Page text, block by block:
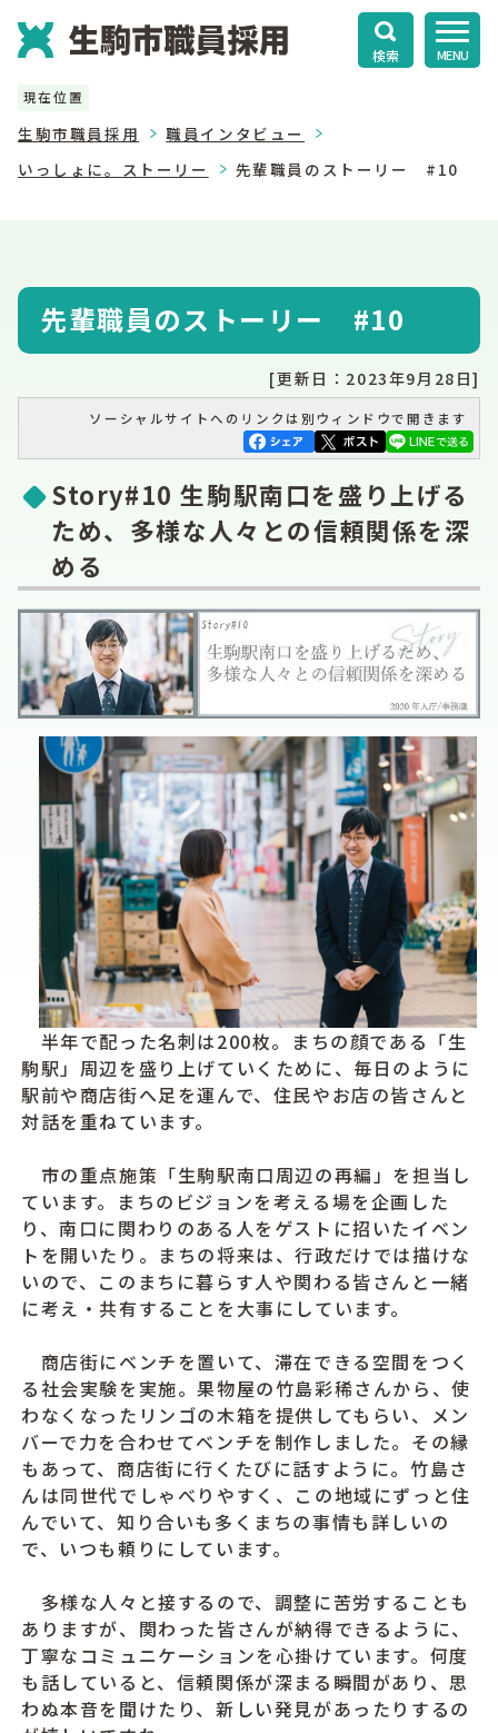
検索 MENU
現在位置
生駒市職員採用
職員インタビュー
いっしょに。ストーリー
先輩職員のストーリー #10
先輩職員のストーリー #10
[更新日：2023年9月28日]
ソーシャルサイトへのリンクは別ウィンドウで開きます
Story#10 生駒駅南口を盛り上げる
ため、多様な人々との信頼関係を深
める
半年で配った名刺は200枚。まちの顔である「生
駒駅」周辺を盛り上げていくために、毎日のように
駅前や商店街へ足を運んで、住民やお店の皆さんと
対話を重ねています。
市の重点施策「生駒駅南口周辺の再編」を担当し
ています。まちのビジョンを考える場を企画した
り、南口に関わりのある人をゲストに招いたイベン
トを開いたり。まちの将来は、行政だけでは描けな
いので、このまちに暮らす人や関わる皆さんと一緒
に考え・共有することを大事にしています。
商店街にベンチを置いて、滞在できる空間をつく
る社会実験を実施。果物屋の竹島彩稀さんから、使
わなくなったリンゴの木箱を提供してもらい、メン
バーで力を合わせてベンチを制作しました。その縁
もあって、商店街に行くたびに話すように。竹島さ
んは同世代でしゃべりやすく、この地域にずっと住
んでいて、知り合いも多くまちの事情も詳しいの
で、いつも頼りにしています。
多様な人々と接するので、調整に苦労することも
ありますが、関わった皆さんが納得できるように、
丁寧なコミュニケーションを心掛けています。何度
も話していると、信頼関係が深まる瞬間があり、思
わぬ本音を聞けたり、新しい発見があったりするの